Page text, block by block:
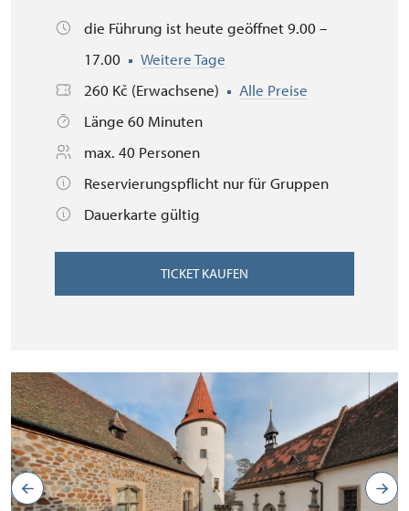
die Führung ist heute geöffnet 9.00 –
17.00
Weitere Tage
260 Kč (Erwachsene)
Alle Preise
Länge 60 Minuten
max. 40 Personen
Reservierungspflicht nur für Gruppen
Dauerkarte gültig
TICKET KAUFEN